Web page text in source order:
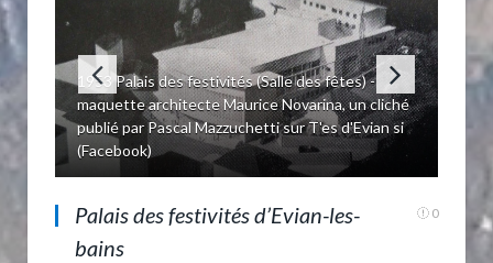
1953 Palais des festivités (Salle des fêtes) -
maquette architecte Maurice Novarina, un cliché
publié par Pascal Mazzuchetti sur T'es d'Evian si
(Facebook)
Un coupé vedette à droite
Palais des festivités d’Evian-les-
bains
0